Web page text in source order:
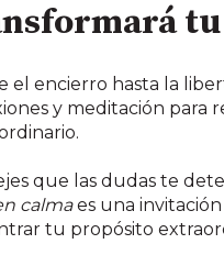
el encierro hasta la
y meditación para
que las dudas te
calmaes una
tu propósito